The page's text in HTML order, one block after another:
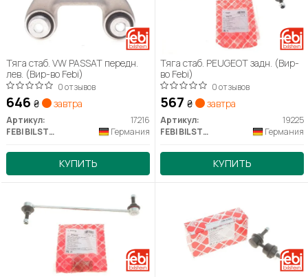
Тяга стаб. VW PASSAT передн.
лев. (Вир-во Febi)
0 отзывов
646 ₴ завтра
Артикул:
17216
FEBI BILSTEIN
Германия
КУПИТЬ
Тяга стаб. PEUGEOT задн. (Вир-
во Febi)
0 отзывов
567 ₴ завтра
Артикул:
19225
FEBI BILSTEIN
Германия
КУПИТЬ